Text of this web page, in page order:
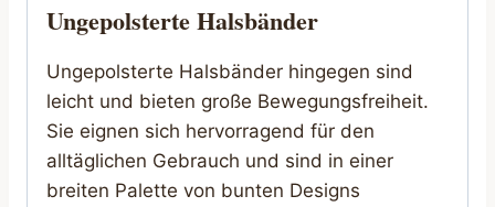
Ungepolsterte Halsbänder
Ungepolsterte Halsbänder hingegen sind
leicht und bieten große Bewegungsfreiheit.
Sie eignen sich hervorragend für den
alltäglichen Gebrauch und sind in einer
breiten Palette von bunten Designs